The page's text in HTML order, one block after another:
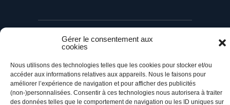
Gérer le consentement aux
cookies
Nous utilisons des technologies telles que les cookies pour stocker et/ou
accéder aux informations relatives aux appareils. Nous le faisons pour
améliorer l’expérience de navigation et pour afficher des publicités
(non-)personnalisées. Consentir à ces technologies nous autorisera à traiter
des données telles que le comportement de navigation ou les ID uniques sur
réservés.
Retour à l’accueil